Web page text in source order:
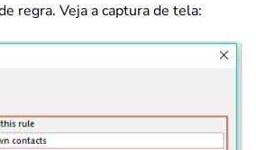
regra. Veja a captura de tela: